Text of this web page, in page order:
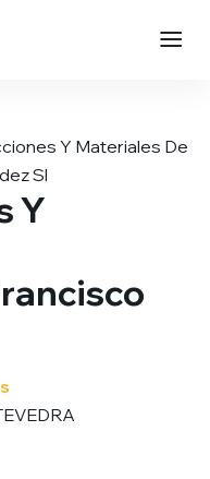
Y Materiales De
Sl
Y